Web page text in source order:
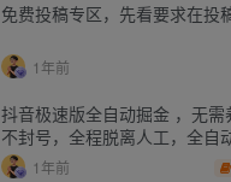
免费投稿专区，先看要求在投
1年前
抖音极速版全自动掘金 ，无
不封号，全程脱离人工，全自
秘】 1年前